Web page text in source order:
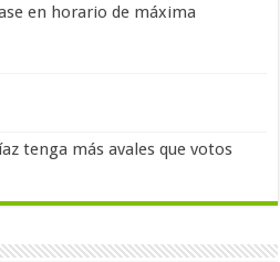
en horario de máxima
tenga más avales que votos